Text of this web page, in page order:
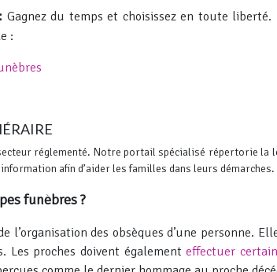
Gagnez du temps et choisissez en toute
:
réglementé. Notre portail spécialisé répertorie la
afin d’aider les familles dans leurs démarches.
funèbres ?
l’organisation des obsèques d’une
Les proches doivent égalementeffectuer